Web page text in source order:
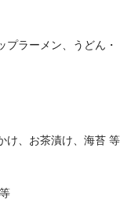
プラーメン、うどん・
け、お茶漬け、海苔 等